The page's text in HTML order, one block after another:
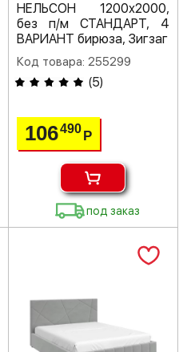
НЕЛЬСОН 1200х2000,
без п/м СТАНДАРТ, 4
ВАРИАНТ бирюза, Зигзаг
Код товара: 255299
(5)
106490 Р
под заказ